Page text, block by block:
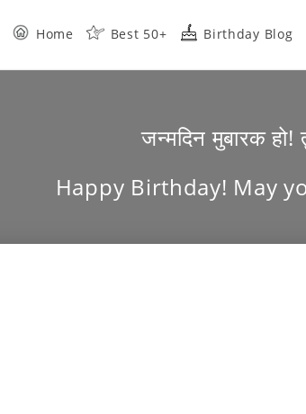
Home Best 50+ Birthday Blog
जन्मदिन मुबारक हो!
Happy Birthday! May